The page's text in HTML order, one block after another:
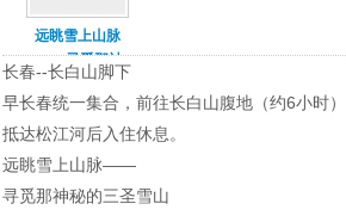
远眺雪上山脉
—— 寻觅那神
秘的三圣雪山
长春--长白山脚下
早长春统一集合，前往长白山腹地（约6小时）
抵达松江河后入住休息。
远眺雪上山脉——
寻觅那神秘的三圣雪山